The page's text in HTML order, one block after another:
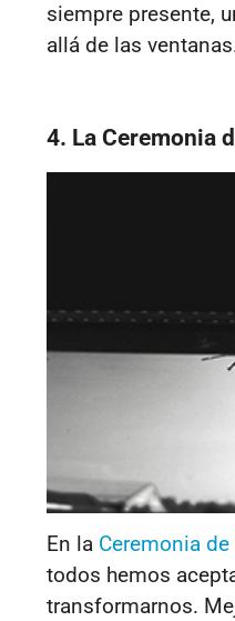
siempre presente,
allá de las
4. La Ceremonia
En la Ceremonia
todos hemos
transformarnos.